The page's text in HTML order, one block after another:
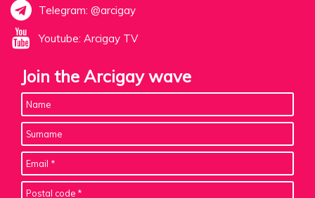
Telegram: @arcigay
Youtube: Arcigay TV
Join the Arcigay wave